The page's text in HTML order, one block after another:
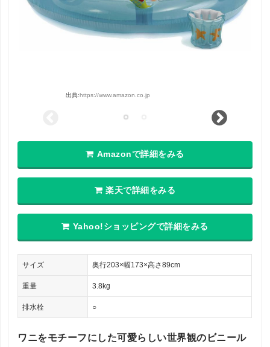
出典:https://www.amazon.co.jp
Amazonで詳細をみる
楽天で詳細をみる
Yahoo!ショッピングで詳細をみる
サイズ 奥行203×幅173×高さ89cm
重量 3.8kg
排水栓 ○
ワニをモチーフにした可愛らしい世界観のビニール